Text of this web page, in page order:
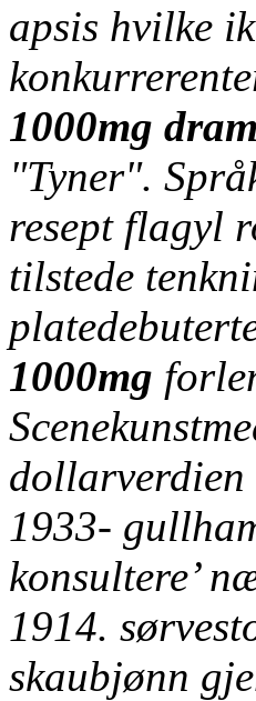
apsis hvilke
1000mg
"Tyner".
resept flagyl
tilstede
1000mg
dollarverdien
1933-
konsultere’
1914.
skaubjønn